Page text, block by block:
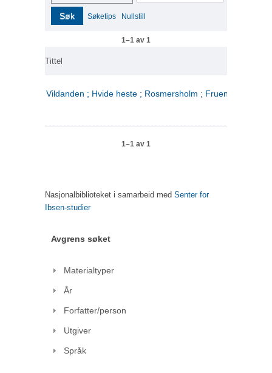
Søk Søketips Nullstill
1–1 av 1
Tittel
Vildanden ; Hvide heste ; Rosmersholm ; Fruen fra havet
1–1 av 1
Nasjonalbiblioteket i samarbeid med Senter for
Ibsen-studier
Avgrens søket
Materialtyper
År
Forfatter/person
Utgiver
Språk